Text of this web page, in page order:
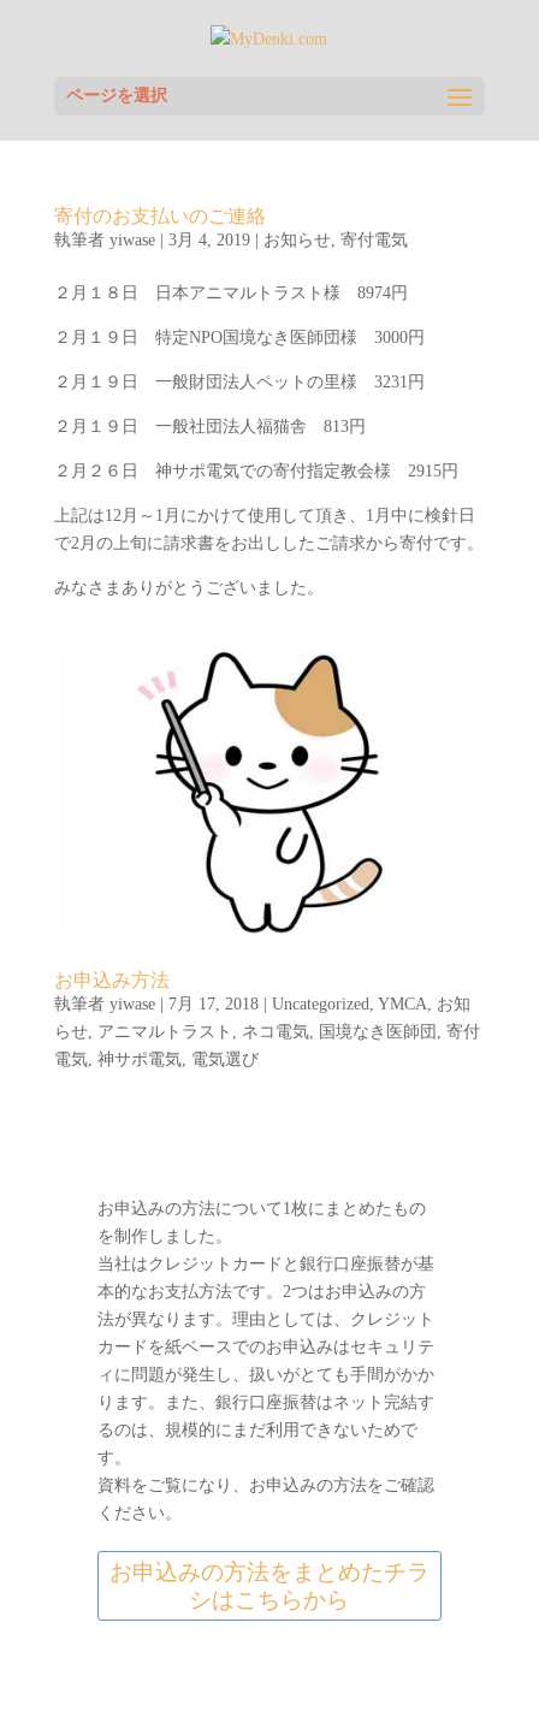
ページを選択
寄付のお支払いのご連絡
執筆者 yiwase| 3月 4, 2019| お知らせ, 寄付電気
２月１８日 日本アニマルトラスト様 8974円
２月１９日 特定NPO国境なき医師団様 3000円
２月１９日 一般財団法人ペットの里様 3231円
２月１９日 一般社団法人福猫舎 813円
２月２６日 神サポ電気での寄付指定教会様 2915円
上記は12月～1月にかけて使用して頂き、1月中に検針日
で2月の上旬に請求書をお出ししたご請求から寄付です。
みなさまありがとうございました。
お申込み方法
執筆者 yiwase| 7月 17, 2018| Uncategorized YMCA
お知
らせ, アニマルトラスト ネコ電気, 国境なき医師団
寄付
電気, 神サポ電気, 電気選び
お申込みの方法について1枚にまとめたもの
を制作しました。
当社はクレジットカードと銀行口座振替が基
本的なお支払方法です。2つはお申込みの方
法が異なります。理由としては、クレジット
カードを紙ベースでのお申込みはセキュリテ
ィに問題が発生し、扱いがとても手間がかか
ります。また、銀行口座振替はネット完結す
るのは、規模的にまだ利用できないためで
す。
資料をご覧になり、お申込みの方法をご確認
ください。
お申込みの方法をまとめたチラ
シはこちらから